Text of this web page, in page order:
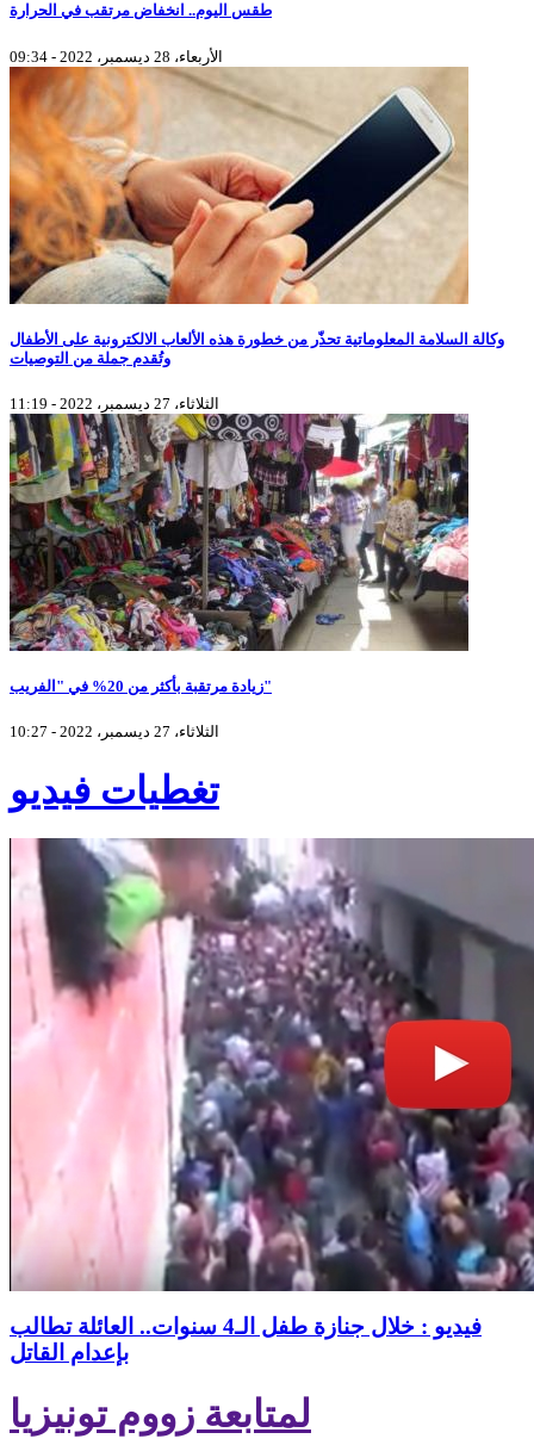
طقس اليوم.. انخفاض مرتقب في الحرارة
الأربعاء، 28 ديسمبر، 2022 - 09:34
وكالة السلامة المعلوماتية تحذّر من خطورة هذه الألعاب الالكترونية على الأطفال
وتُقدم جملة من التوصيات
الثلاثاء، 27 ديسمبر، 2022 - 11:19
زيادة مرتقبة بأكثر من 20% في "الفريب"
الثلاثاء، 27 ديسمبر، 2022 - 10:27
تغطيات فيديو
فيديو : خلال جنازة طفل الـ4 سنوات.. العائلة تطالب
بإعدام القاتل
لمتابعة زووم تونيزيا